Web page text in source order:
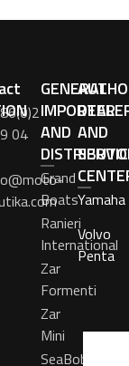
04
GENERAL
IMPORTER
AND
Grand
Boats
Ranieri
International
Zar
Formenti
Zar
Mini
SeaBob
AND
Yamaha
Volvo
Penta